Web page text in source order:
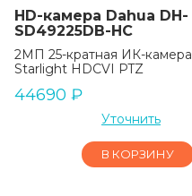
HD-камера Dahua DH-
SD49225DB-HC
2МП 25-кратная ИК-камера
Starlight HDCVI PTZ
44690 ₽
Уточнить
В КОРЗИНУ